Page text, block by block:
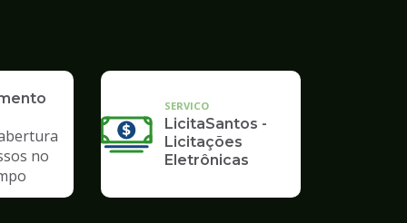
no
SERVICO
LicitaSantos -
Licitações
Eletrônicas